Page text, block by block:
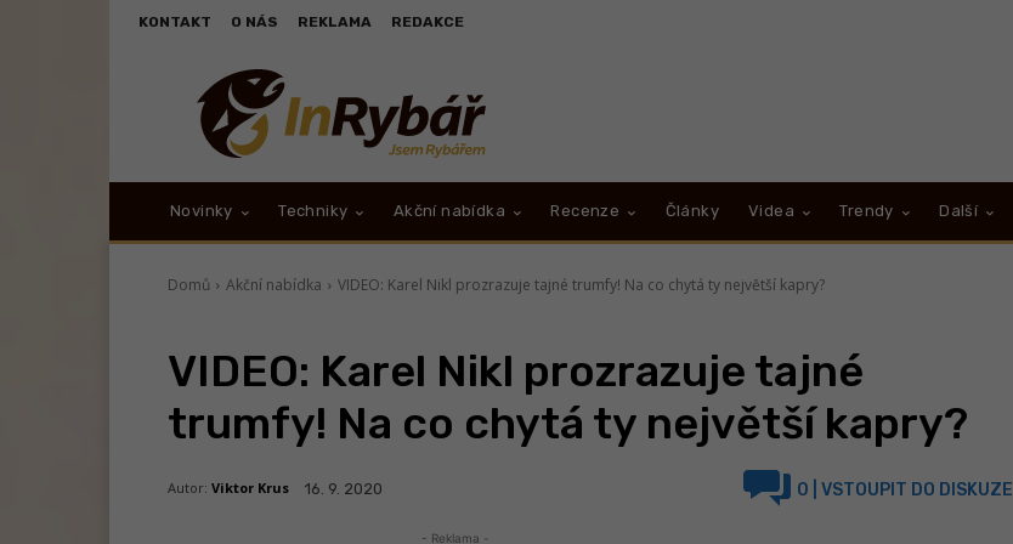
KONTAKT O NÁS REKLAMA REDAKCE
Novinky Techniky Akční nabídka Recenze Články Videa Trendy Další
Domů Akční nabídka VIDEO: Karel Nikl prozrazuje tajné trumfy! Na co chytá ty největší kapry?
VIDEO: Karel Nikl prozrazuje tajné
trumfy! Na co chytá ty největší kapry?
Autor: Viktor Krus 16. 9. 2020 0 | VSTOUPIT DO DISKUZE
- Reklama -